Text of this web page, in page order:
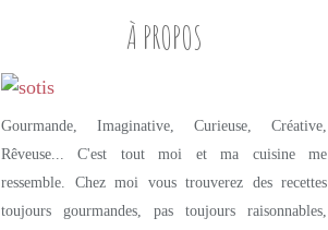
À PROPOS
Gourmande, Imaginative, Curieuse, Créative,
Rêveuse... C'est tout moi et ma cuisine me
ressemble. Chez moi vous trouverez des recettes
toujours gourmandes, pas toujours raisonnables,